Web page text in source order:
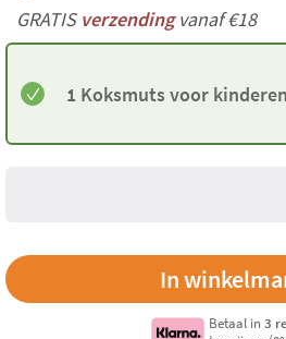
GRATISverzendingvanaf €18
1 Koksmuts voor kinderen
Betaal in3